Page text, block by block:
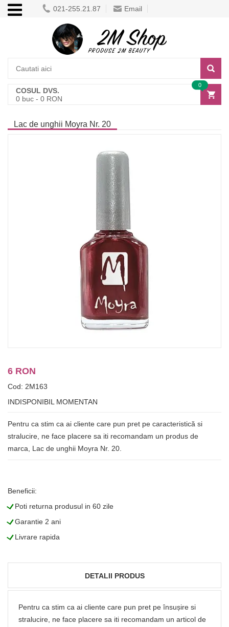
021-255.21.87 Email
COSUL DVS.
0 buc - 0 RON
0
Lac de unghii Moyra Nr. 20
6 RON
Cod: 2M163
INDISPONIBIL MOMENTAN
Pentru ca stim ca ai cliente care pun pret pe caracteristică si
stralucire, ne face placere sa iti recomandam un produs de
marca, Lac de unghii Moyra Nr. 20.
Beneficii:
LPoti returna produsul in 60 zile
LGarantie 2 ani
LLivrare rapida
DETALII PRODUS
Pentru ca stim ca ai cliente care pun pret pe însușire si
stralucire, ne face placere sa iti recomandam un articol de